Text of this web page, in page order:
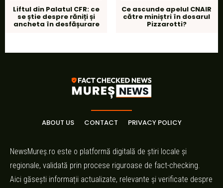
Liftul din Palatul CFR: ce
se știe despre răniți și
ancheta în desfășurare
Ce ascunde apelul CNAIR
către miniștri în dosarul
Pizzarotti?
ABOUT US CONTACT PRIVACY POLICY
NewsMureș.ro este o platformă digitală de știri locale și
regionale, validată prin procese riguroase de fact-checking.
Aici găsești informații actualizate, relevante și verificate despre